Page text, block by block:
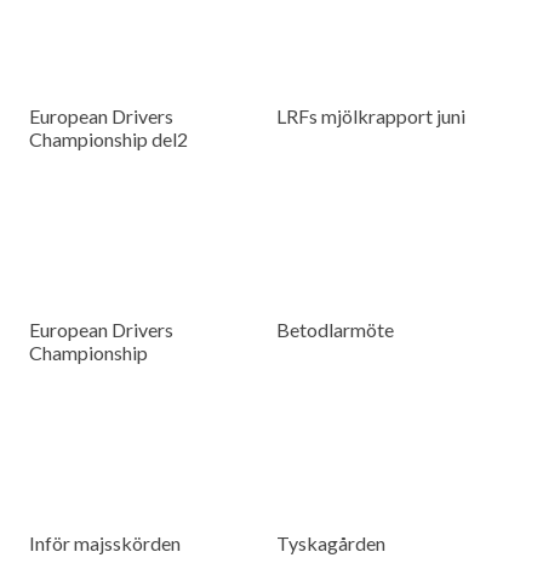
European Drivers
Championship del2
LRFs mjölkrapport juni
European Drivers
Championship
Betodlarmöte
Inför majsskörden Tyskagården